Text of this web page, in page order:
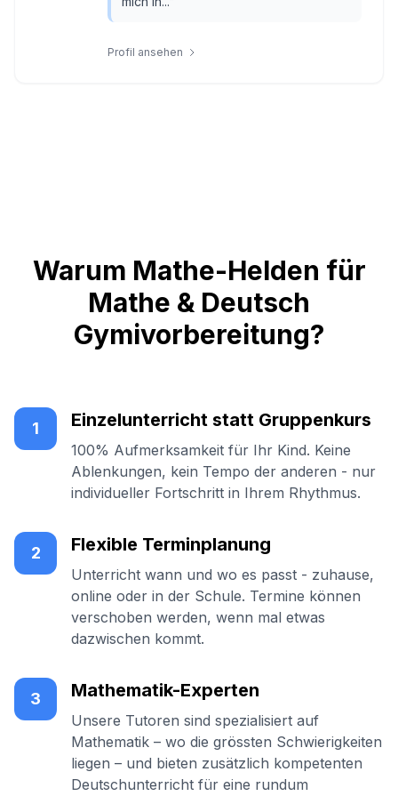
Profil ansehen
Warum Mathe-Helden für
Mathe & Deutsch
Gymivorbereitung?
1 Einzelunterricht statt Gruppenkurs
100% Aufmerksamkeit für Ihr Kind. Keine
Ablenkungen, kein Tempo der anderen - nur
individueller Fortschritt in Ihrem Rhythmus.
2 Flexible Terminplanung
Unterricht wann und wo es passt - zuhause,
online oder in der Schule. Termine können
verschoben werden, wenn mal etwas
dazwischen kommt.
3 Mathematik-Experten
Unsere Tutoren sind spezialisiert auf
Mathematik – wo die grössten Schwierigkeiten
liegen – und bieten zusätzlich kompetenten
Deutschunterricht für eine rundum